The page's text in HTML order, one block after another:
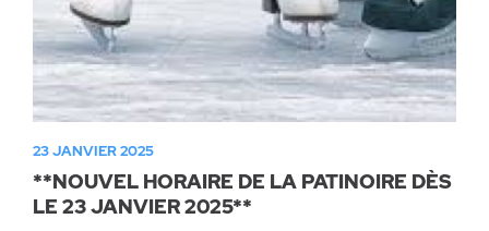
23 JANVIER 2025
**NOUVEL HORAIRE DE LA PATINOIRE DÈS
LE 23 JANVIER 2025**